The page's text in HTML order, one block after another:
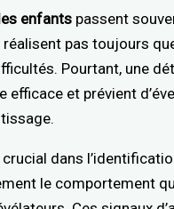
enfants passent
réalisent pas toujours
Pourtant, une
efficace et prévient
dans
le comportement